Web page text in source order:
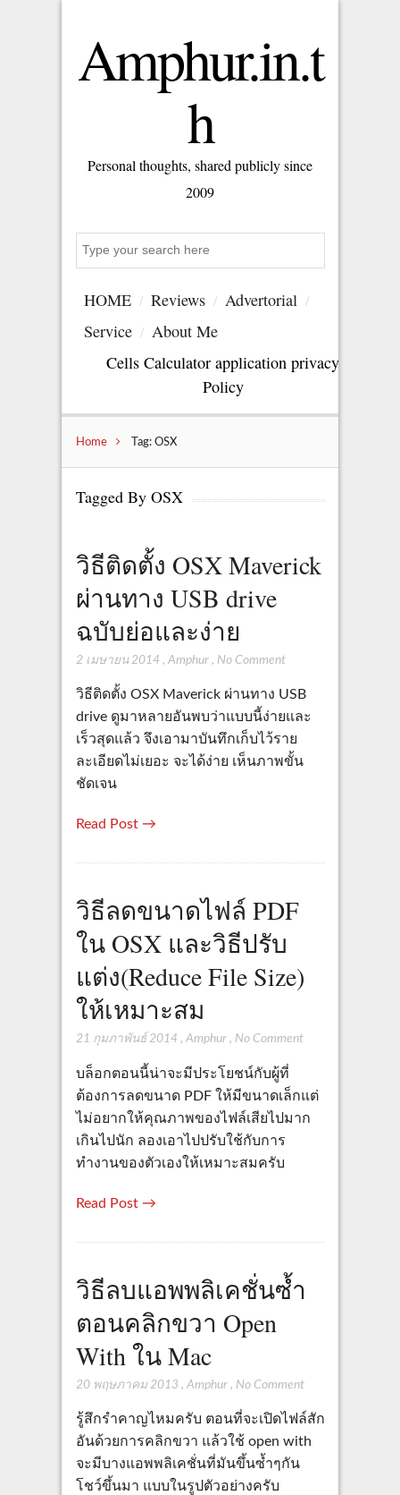
Amphur.in.t
h
Personal thoughts, shared publicly since
2009
HOME Reviews
Advertorial
Service
About Me
Cells Calculator application privacy
Policy
Home Tag: OSX
Tagged By OSX
วิธีติดตั้ง OSX Maverick
ผ่านทาง USB drive
ฉบับย่อและง่าย
2 เมษายน 2014 , Amphur, No Comment
วิธีติดตั้ง OSX Maverick ผ่านทาง USB
drive ดูมาหลายอันพบว่าแบบนี้ง่ายและ
เร็วสุดแล้ว จึงเอามาบันทึกเก็บไว้ราย
ละเอียดไม่เยอะ จะได้ง่าย เห็นภาพขั้น
ชัดเจน
Read Post →
วิธีลดขนาดไฟล์ PDF
ใน OSX และวิธีปรับ
แต่ง(Reduce File Size)
ให้เหมาะสม
21 กุมภาพันธ์ 2014 , Amphur, No Comment
บล็อกตอนนี้น่าจะมีประโยชน์กับผู้ที่
ต้องการลดขนาด PDF ให้มีขนาดเล็กแต่
ไม่อยากให้คุณภาพของไฟล์เสียไปมาก
เกินไปนัก ลองเอาไปปรับใช้กับการ
ทำงานของตัวเองให้เหมาะสมครับ
Read Post →
วิธีลบแอพพลิเคชั่นซ้ำ
ตอนคลิกขวา Open
With ใน Mac
20 พฤษภาคม 2013 , Amphur, No Comment
รู้สึกรำคาญไหมครับ ตอนที่จะเปิดไฟล์สัก
อันด้วยการคลิกขวา แล้วใช้ open with
จะมีบางแอพพลิเคชั่นที่มันขึ้นซ้ำๆกัน
โชว์ขึ้นมา แบบในรูปตัวอย่างครับ